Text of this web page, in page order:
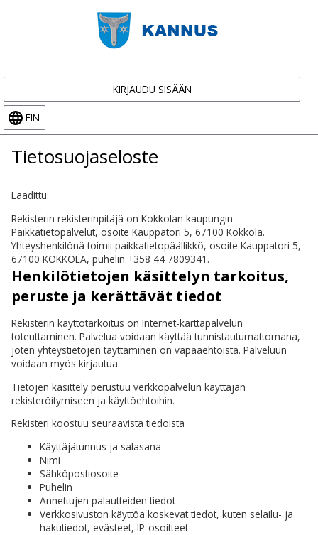
KIRJAUDU SISÄÄN
FIN
Tietosuojaseloste
Laadittu:
Rekisterin rekisterinpitäjä on Kokkolan kaupungin
Paikkatietopalvelut, osoite Kauppatori 5, 67100 Kokkola.
Yhteyshenkilönä toimii paikkatietopäällikkö, osoite Kauppatori 5,
67100 KOKKOLA, puhelin +358 44 7809341.
Henkilötietojen käsittelyn tarkoitus,
peruste ja kerättävät tiedot
Rekisterin käyttötarkoitus on Internet-karttapalvelun
toteuttaminen. Palvelua voidaan käyttää tunnistautumattomana,
joten yhteystietojen täyttäminen on vapaaehtoista. Palveluun
voidaan myös kirjautua.
Tietojen käsittely perustuu verkkopalvelun käyttäjän
rekisteröitymiseen ja käyttöehtoihin.
Rekisteri koostuu seuraavista tiedoista
Käyttäjätunnus ja salasana
Nimi
Sähköpostiosoite
Puhelin
Annettujen palautteiden tiedot
Verkkosivuston käyttöä koskevat tiedot, kuten selailu- ja
hakutiedot, evästeet, IP-osoitteet